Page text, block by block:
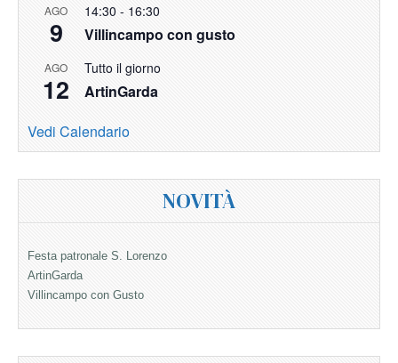
AGO
9
14:30 - 16:30
Villincampo con gusto
AGO
12
Tutto il giorno
ArtinGarda
Vedi Calendario
NOVITÀ
Festa patronale S. Lorenzo
ArtinGarda
Villincampo con Gusto